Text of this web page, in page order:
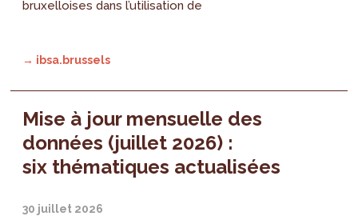
bruxelloises dans l’utilisation de
→ ibsa.brussels
Mise à jour mensuelle des
données (juillet 2026) :
six thématiques actualisées
30 juillet 2026